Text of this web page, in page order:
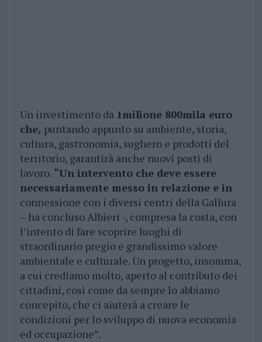
Un investimento da 1milione 800mila euro
che, puntando appunto su ambiente, storia,
cultura, gastronomia, sughero e prodotti del
territorio, garantirà anche nuovi posti di
lavoro. “Un intervento che deve essere
necessariamente messo in relazione e in
connessione con i diversi centri della Gallura
– ha concluso Albieri -, compresa la costa, con
l’intento di fare scoprire luoghi di
straordinario pregio e grandissimo valore
ambientale e culturale. Un progetto, insomma,
a cui crediamo molto, aperto al contributo dei
cittadini, così come da sempre lo abbiamo
concepito, che ci aiuterà a creare le
condizioni per lo sviluppo di nuova economia
ed occupazione”.